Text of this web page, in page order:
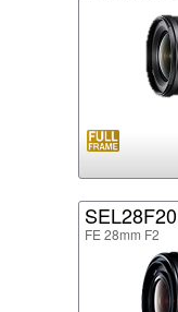
SEL28F20
FE 28mm F2